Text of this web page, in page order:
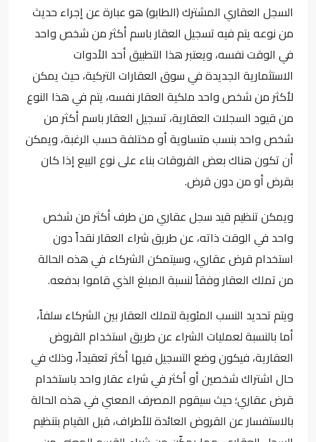
السجل العقاري المشترك (الطابو) هو عبارة عن إجراء حديث
من نوعه يتم فيه تسجيل العقار باسم أكثر من شخص واحد
في الوقت نفسه، ويعتبر هذا التطبيق أحد الأدوات
الاستثمارية الجديدة في سوق العقارات التركية، حيث يمكن
لأكثر من شخص واحد ملكية العقار نفسه، يتم في هذا النوع
من قيود السجلات العقارية، تسجيل العقار باسم أكثر من
شخص واحد بنسب متساوية أو مختلفة حسب الرغبة، ويمكن
أن تكون هناك بعض الفروقات بناء على نوع البيع إذا كان
بقرض أو من دون قرض.
ويمكن تنظيم قيد سجل عقاري من طرف أكثر من شخص
واحد في الوقت ذاته، عن طريق شراء العقار نقداً دون
استخدام قرض عقاري، وسيتمكن الشركاء في هذه الحالة
من تملك العقار وفقاً لنسبة المبلغ الذي قاموا بدفعه.
ويتم تحديد النسب المئوية لتملك العقار بين الشركاء سلفاً،
أما بالنسبة لعمليات الشراء عن طريق استخدام القروض
العقارية، فيكون وضع التسجيل فيها أكثر تعقيداً، وذلك في
حال اشتراك شخصين أو أكثر في شراء عقار واحد باستخدام
قرض عقاري؛ حيث سيقوم المصرف المعني في هذه الحالة
بالاستفسار عن القروض العائدة للأطراف، قبل القيام بتنظيم